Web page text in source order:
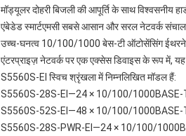
मॉड्यूलर दोहरी बिजली की आपूर्ति के साथ विश्वसनीय
एंबेडेड स्मार्टएमसी सबसे आसान और सरल नेटवर्क
उच्च-घनत्व 10/100/1000 बेस-टी ऑटोसेंसिंग ईथरनेट
एंटरप्राइज़ नेटवर्क पर एक एक्सेस डिवाइस के रूप में,
S5560S-EI स्विच श्रृंखला में निम्नलिखित मॉडल हैं:
S5560S-28S-EI—24 × 10/100/1000BASE-T
S5560S-52S-EI—48 × 10/100/1000BASE-T
S5560S-28S-PWR-EI—24 × 10/100/